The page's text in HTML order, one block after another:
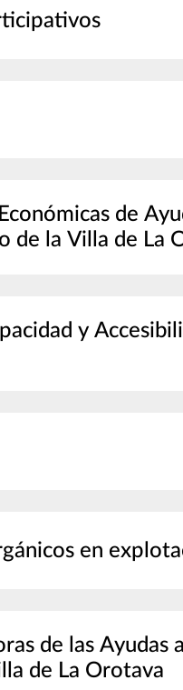
de
de la Villa de La
y
en
de las Ayudas
de La Orotava